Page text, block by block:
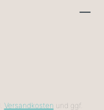
Versandkosten und ggf.